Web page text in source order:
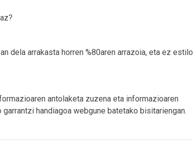
dela arrakasta horren %80aren arrazoia, eta ez estilo
antolaketa zuzena eta informazioaren
handiagoa webgune batetako bisitariengan.